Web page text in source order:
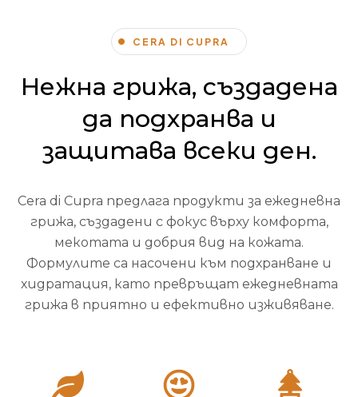
Нежна грижа, създадена
да подхранва и
защитава всеки ден.
CERA DI CUPRA
Cera di Cupra предлага продукти за ежедневна
грижа, създадени с фокус върху комфорта,
мекотата и добрия вид на кожата.
Формулите са насочени към подхранване и
хидратация, като превръщат ежедневната
грижа в приятно и ефективно изживяване.